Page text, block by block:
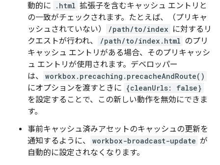
動的に
.html 拡張子を含むキャッシュ エントリと
の一致がチェックされます。たとえば、（プリキャ
ッシュされていない）
/path/to/index に対するリ
クエストが行われ、
/path/to/index.html のプリ
キャッシュ エントリがある場合、そのプリキャッシ
ュ エントリが使用されます。デベロッパー
は、
workbox.precaching.precacheAndRoute()
にオプションを渡すときに {cleanUrls: false}
を設定することで、この新しい動作を無効にできま
す。
事前キャッシュ済みアセットのキャッシュの更新を
通知するように、
workbox-broadcast-update が
自動的に設定されなくなります。